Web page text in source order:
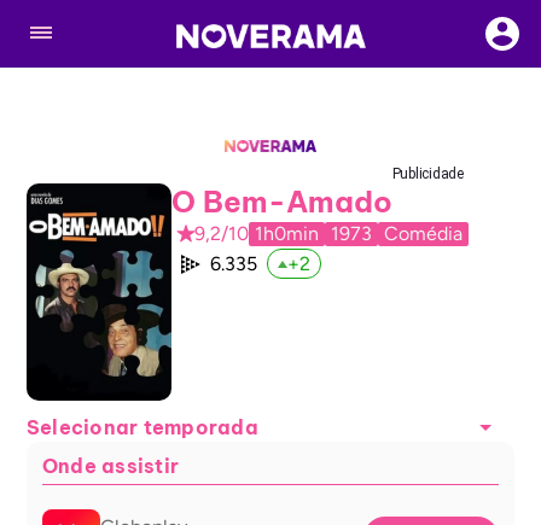
Publicidade
O Bem-Amado
9,2/10 1h0min 1973 Comédia
6.335
+2
Selecionar temporada
Onde assistir